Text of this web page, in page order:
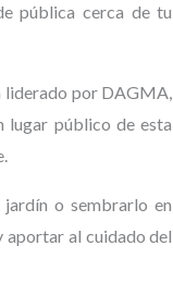
pública cerca de tu
liderado por DAGMA,
lugar público de esta
o sembrarlo en
aportar al cuidado del